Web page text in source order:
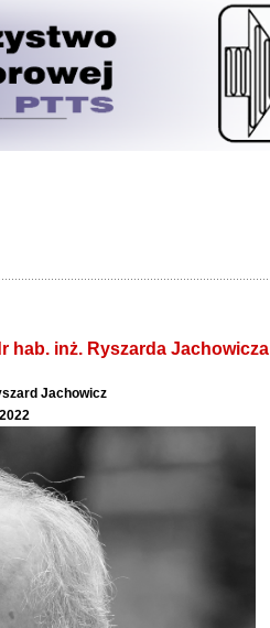
hab. inż. Ryszarda Jachowicza
Jachowicz